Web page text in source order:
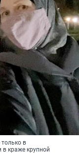
в
в краже крупной